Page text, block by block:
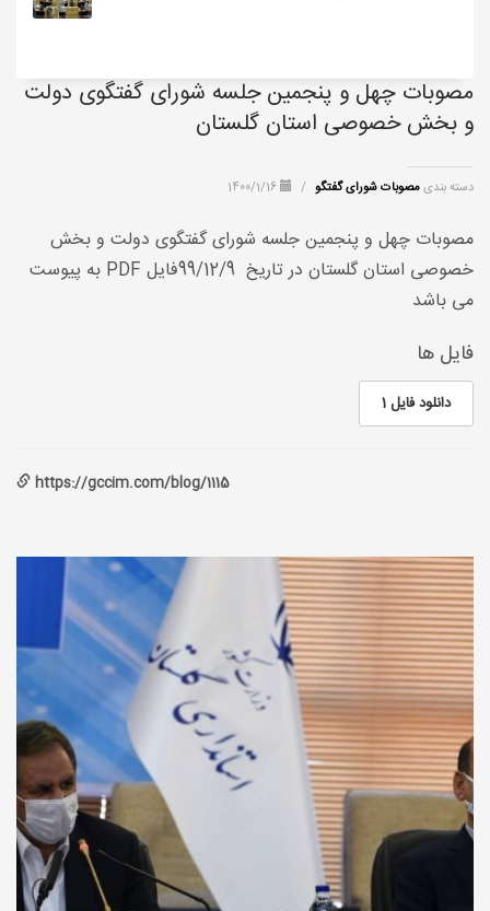
مصوبات چهل و پنجمین جلسه شورای گفتگوی دولت
و بخش خصوصی استان گلستان
دسته بندیمصوبات شورای گفتگو /
مصوبات چهل و پنجمین جلسه شورای گفتگوی دولت و بخش
خصوصی استان گلستان در تاریخ 99/12/9فایل
PDF به پیوست
می باشد
فایل ها
دانلود فایل 1
https://gccim.com/blog/1115